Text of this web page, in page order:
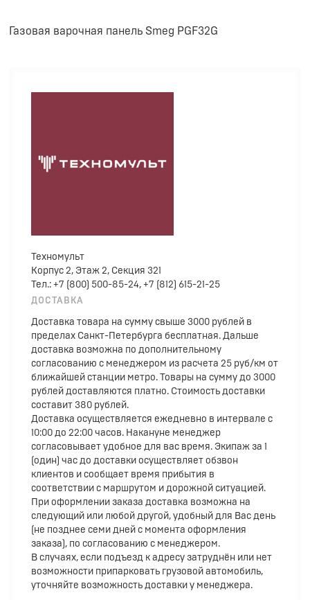
Газовая варочная панель Smeg PGF32G
Техномульт
Корпус 2, Этаж 2, Секция 321
Тел.: +7 (800) 500-85-24, +7 (812) 615-21-25
ДОСТАВКА
Доставка товара на сумму свыше 3000 рублей в
пределах Санкт-Петербурга бесплатная. Дальше
доставка возможна по дополнительному
согласованию с менеджером из расчета 25 руб/км от
ближайшей станции метро. Товары на сумму до 3000
рублей доставляются платно. Стоимость доставки
составит 380 рублей.
Доставка осуществляется ежедневно в интервале с
10:00 до 22:00 часов. Накануне менеджер
согласовывает удобное для вас время. Экипаж за 1
(один) час до доставки осуществляет обзвон
клиентов и сообщает время прибытия в
соответствии с маршрутом и дорожной ситуацией.
При оформлении заказа доставка возможна на
следующий или любой другой, удобный для Вас день
(не позднее семи дней с момента оформления
заказа), по согласованию с менеджером.
В случаях, если подъезд к адресу затруднён или нет
возможности припарковать грузовой автомобиль,
уточняйте возможность доставки у менеджера.